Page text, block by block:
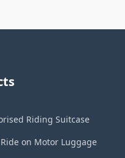
Riding Suitcase
on Motor Luggage